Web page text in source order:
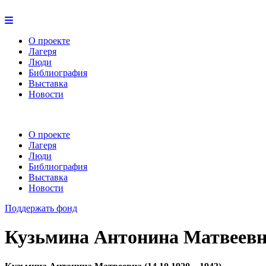
О проекте
Лагеря
Люди
Библиография
Выставка
Новости
О проекте
Лагеря
Люди
Библиография
Выставка
Новости
Поддержать фонд
Кузьмина Антонина